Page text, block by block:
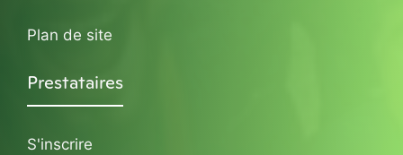
Plan de site
Prestataires
S'inscrire